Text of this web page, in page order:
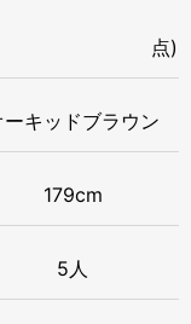
点)
ーキッドブラウン
179cm
5人